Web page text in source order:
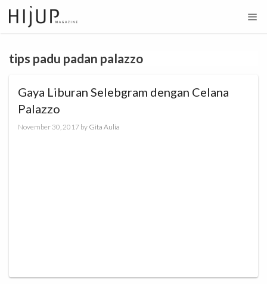
Skip
to
content
tips padu padan palazzo
Gaya Liburan Selebgram dengan Celana
Palazzo
November 30, 2017 by Gita Aulia